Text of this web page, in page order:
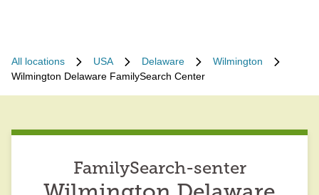
All locations USA Delaware
Wilmington
Wilmington Delaware FamilySearch Center
FamilySearch-senter